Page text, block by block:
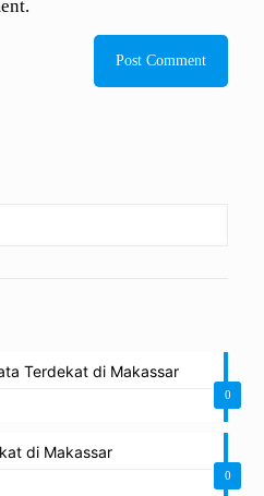
0
Terdekat di Makassar
0
di Makassar